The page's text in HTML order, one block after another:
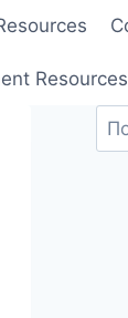
Resources